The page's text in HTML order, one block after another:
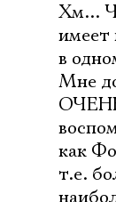
Хм...
имеет
в
Мне
как
т.е.